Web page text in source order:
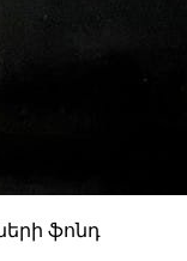
ֆոնդ